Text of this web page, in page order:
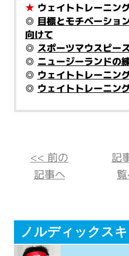
★ ウェイトトレーニン
◎ 目標とモチベーショ
向けて
◎ スポーツマウスピー
◎ ニュージーランドの
◎ ウェイトトレーニン
◎ ウェイトトレーニン
<< 前の
記事へ
記
ノルディックス